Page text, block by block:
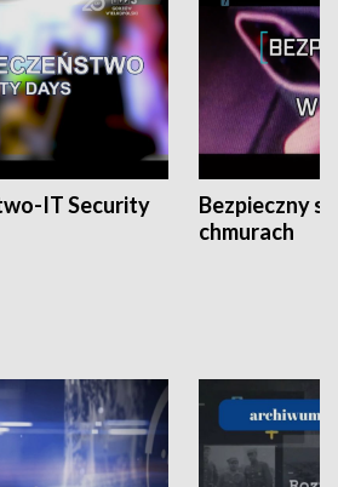
IT Security
Bezpieczny
chmurach